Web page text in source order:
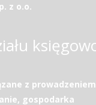
z o.o.
z prowadzeniem
gospodarka